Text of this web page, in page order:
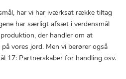
har vi har iværksat række tiltag
har særligt afsæt i verdensmål
der handler om at
vores jord. Men vi berører også
17: Partnerskaber for handling osv.